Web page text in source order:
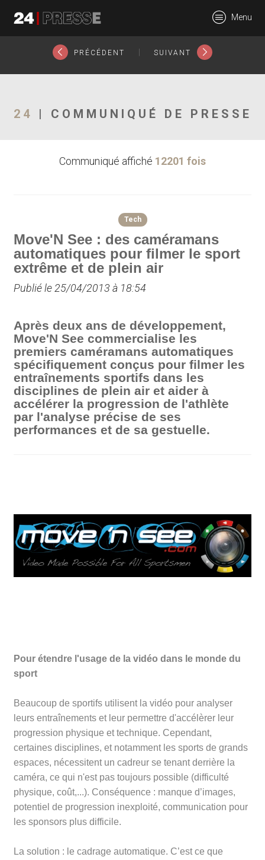
24Presse -
Communiqués de
Menu
PRÉCÉDENT SUIVANT
24 | COMMUNIQUÉ DE PRESSE
Communiqué affiché 12201 fois
Tech
Move'N See : des caméramans
automatiques pour filmer le sport
extrême et de plein air
Publié le 25/04/2013 à 18:54
Après deux ans de développement,
Move'N See commercialise les
premiers caméramans automatiques
spécifiquement conçus pour filmer les
entraînements sportifs dans les
disciplines de plein air et aider à
accélérer la progression de l'athlète
par l'analyse précise de ses
performances et de sa gestuelle.
Pour étendre l'usage de la vidéo dans le monde du
sport
Beaucoup de sportifs utilisent la vidéo pour analyser
leurs entraînements et leur permettre d'accélèrer leur
progression physique et technique. Cependant,
certaines disciplines, et notamment les sports de grands
espaces, nécessitent un cadreur se tenant derrière la
caméra, ce qui n'est pas toujours possible (difficulté
physique, coût,...). Conséquence : manque d’images,
potentiel de progression inexploité, communication pour
les sponsors plus difficile.
La solution : le cadrage automatique. C’est ce que